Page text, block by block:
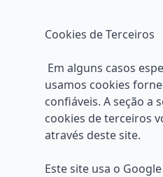
Cookies de Terceiros
Em alguns casos
usamos cookies
confiáveis. A seção a
cookies de terceiros
através deste site.
Este site usa o